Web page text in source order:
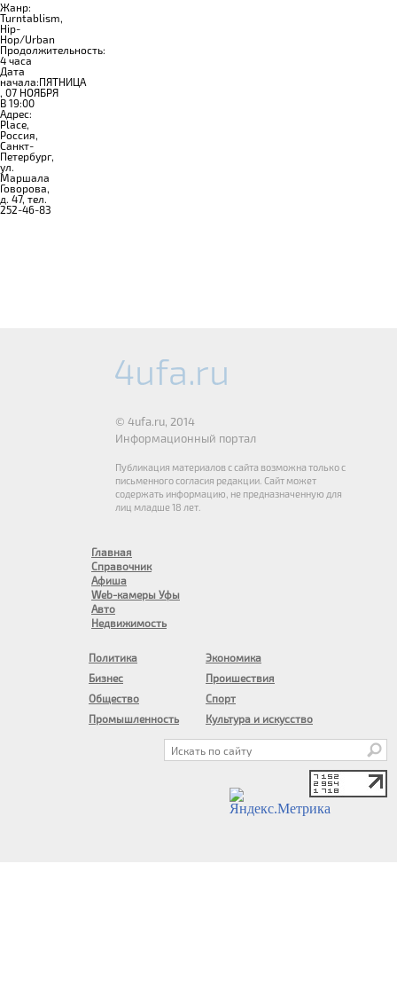
Жанр:
Turntablism,
Hip-
Hop/Urban
Продолжительность:
4 часа
Дата
начала:ПЯТНИЦА
, 07 НОЯБРЯ
В 19:00
Адрес:
Place,
Россия,
Санкт-
Петербург,
ул.
Маршала
Говорова,
д. 47, тел.
252-46-83
© 4ufa.ru, 2014
Информационный портал
Публикация материалов с сайта возможна только с
письменного согласия редакции. Сайт может
содержать информацию, не предназначенную для
лиц младше 18 лет.
Главная
Справочник
Афиша
Web-камеры Уфы
Авто
Недвижимость
Политика
Бизнес
Общество
Промышленность
Экономика
Проишествия
Спорт
Культура и искусство